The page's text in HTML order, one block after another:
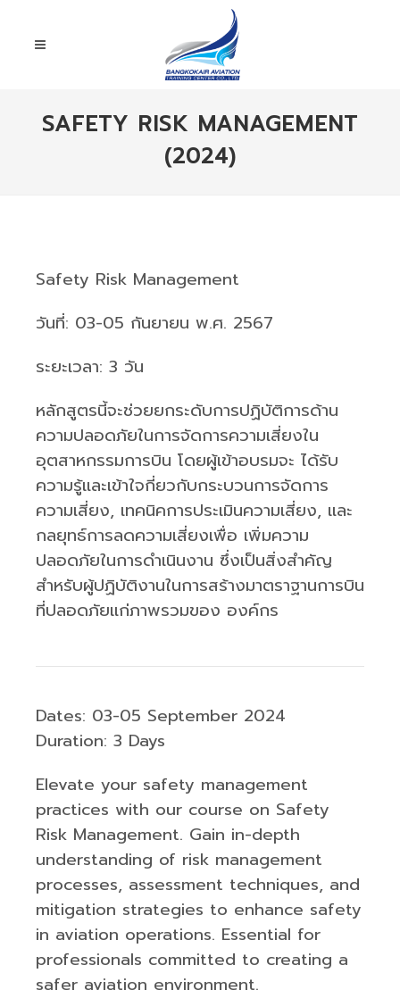
SAFETY RISK MANAGEMENT
(2024)
Safety Risk Management
วันที่: 03-05 กันยายน พ.ศ. 2567
ระยะเวลา: 3 วัน
หลักสูตรนี้จะช่วยยกระดับการปฏิบัติการด้าน
ความปลอดภัยในการจัดการความเสี่ยงใน
อุตสาหกรรมการบิน โดยผู้เข้าอบรมจะ ได้รับ
ความรู้และเข้าใจกี่ยวกับกระบวนการจัดการ
ความเสี่ยง, เทคนิคการประเมินความเสี่ยง, และ
กลยุทธ์การลดความเสี่ยงเพื่อ เพิ่มความ
ปลอดภัยในการดำเนินงาน ซึ่งเป็นสิ่งสำคัญ
สำหรับผู้ปฏิบัติงานในการสร้างมาตราฐานการบิน
ที่ปลอดภัยแก่ภาพรวมของ องค์กร
Dates: 03-05 September 2024
Duration: 3 Days
Elevate your safety management
practices with our course on Safety
Risk Management. Gain in-depth
understanding of risk management
processes, assessment techniques, and
mitigation strategies to enhance safety
in aviation operations. Essential for
professionals committed to creating a
safer aviation environment.